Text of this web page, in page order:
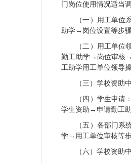
门岗位使用情况适当
（一）用工单
助学→岗位设置等步
（二）用工单位
勤工助学→岗位审核→
工助学用工单位领导
（三）学校资助
（四）学生申请
学生资助→申请勤工
（五）各部门
学→用工单位审核等
（六）学校资助